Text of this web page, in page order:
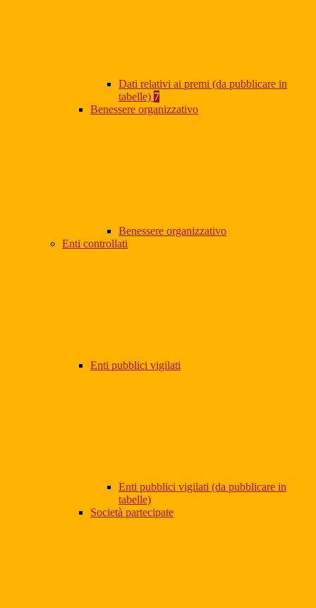
Dati relativi ai premi (da pubblicare in
tabelle) 7
Benessere organizzativo
Benessere organizzativo
Enti controllati
Enti pubblici vigilati
Enti pubblici vigilati (da pubblicare in
tabelle)
Società partecipate